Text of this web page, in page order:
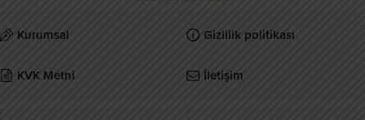
Kurumsal Gizlilik politikası
KVK Metni İletişim